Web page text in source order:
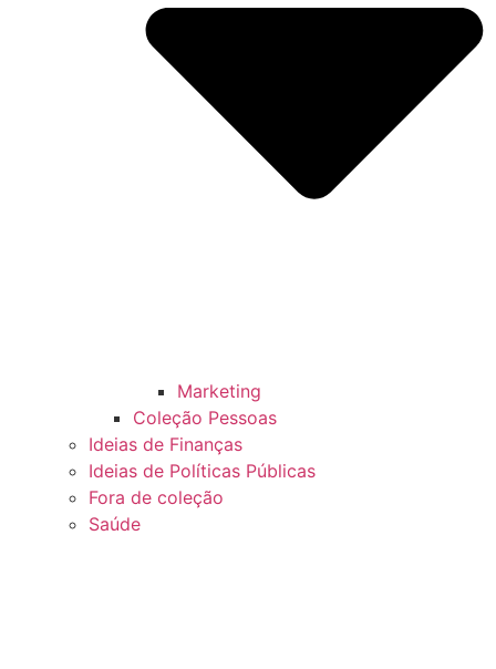
Marketing
Coleção Pessoas
Ideias de Finanças
Ideias de Políticas Públicas
Fora de coleção
Saúde